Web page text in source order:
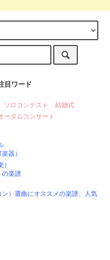
目ワード
ソロコンテスト
結婚式
ータムコンサート
器）
の楽譜
）選曲にオススメの楽譜、人気